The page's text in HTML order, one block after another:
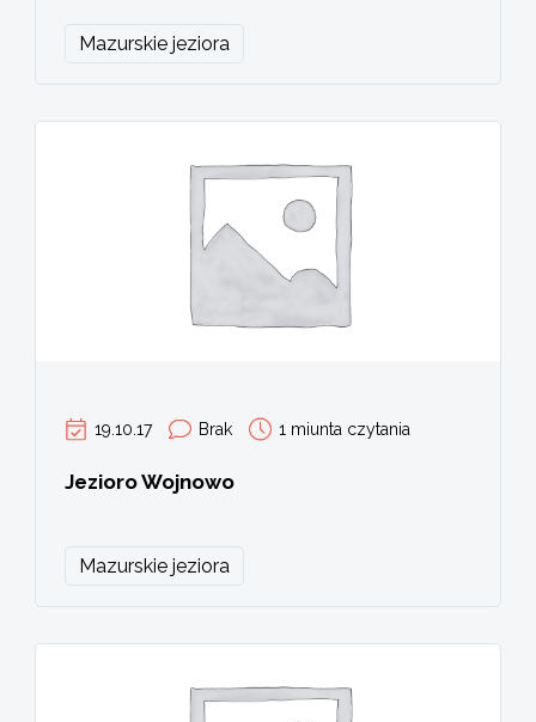
Mazurskie jeziora
19.10.17 Brak 1 miunta czytania
Jezioro Wojnowo
Mazurskie jeziora